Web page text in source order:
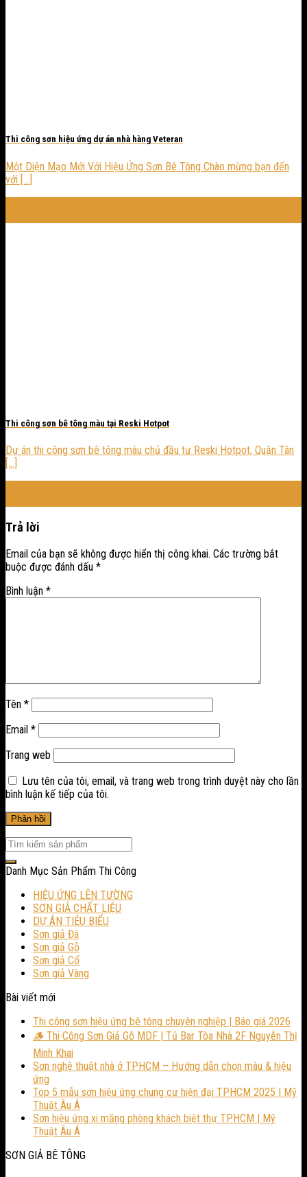
Thi công sơn hiệu ứng dự án nhà hàng Veteran
Một Diện Mạo Mới Với Hiệu Ứng Sơn Bê Tông Chào mừng bạn đến
với [...]
Thi công sơn bê tông màu tại Reski Hotpot
Dự án thi công sơn bê tông màu chủ đầu tư Reski Hotpot, Quận Tân
[...]
Trả lời
Email của bạn sẽ không được hiển thị công khai. Các trường bắt
buộc được đánh dấu *
Bình luận *
Tên *
Email *
Trang web
Lưu tên của tôi, email, và trang web trong trình duyệt này cho lần
bình luận kế tiếp của tôi.
Danh Mục Sản Phẩm Thi Công
HIỆU ỨNG LÊN TƯỜNG
SƠN GIẢ CHẤT LIỆU
DỰ ÁN TIÊU BIỂU
Sơn giả Đá
Sơn giả Gỗ
Sơn giả Cổ
Sơn giả Vàng
Bài viết mới
Thi công sơn hiệu ứng bê tông chuyên nghiệp | Báo giá 2026
🪵 Thi Công Sơn Giả Gỗ MDF | Tủ Bar Tòa Nhà 2F Nguyễn Thị
Minh Khai
Sơn nghệ thuật nhà ở TPHCM – Hướng dẫn chọn màu & hiệu
ứng
Top 5 mẫu sơn hiệu ứng chung cư hiện đại TPHCM 2025 | Mỹ
Thuật Âu Á
Sơn hiệu ứng xi măng phòng khách biệt thự TPHCM | Mỹ
Thuật Âu Á
SƠN GIẢ BÊ TÔNG